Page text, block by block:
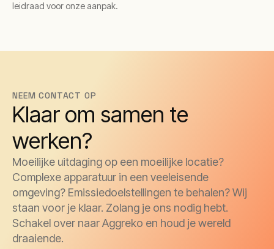
leidraad voor onze aanpak.
NEEM CONTACT OP
Klaar om samen te
werken?
Moeilijke uitdaging op een moeilijke locatie?
Complexe apparatuur in een veeleisende
omgeving? Emissiedoelstellingen te behalen? Wij
staan voor je klaar. Zolang je ons nodig hebt.
Schakel over naar Aggreko en houd je wereld
draaiende.